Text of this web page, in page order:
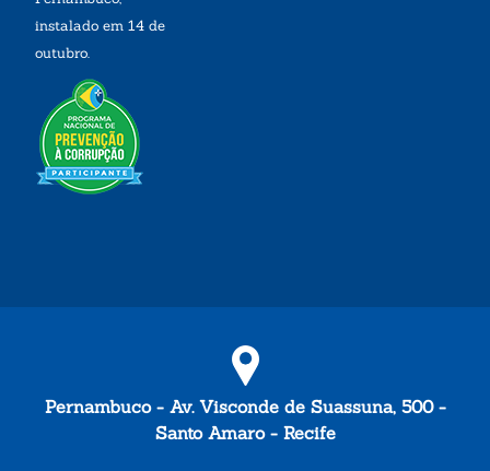
instalado em 14 de
outubro.
Pernambuco - Av. Visconde de Suassuna, 500 -
Santo Amaro - Recife